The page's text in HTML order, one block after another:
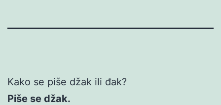
Kako se piše džak ili đak?
Piše se džak.